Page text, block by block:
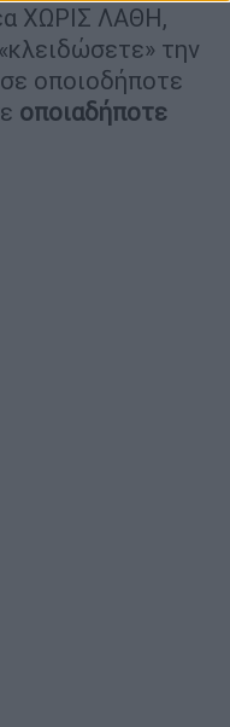
ΧΩΡΙΣ ΛΑΘΗ,
την
σε οποιοδήποτε
οποιαδήποτε